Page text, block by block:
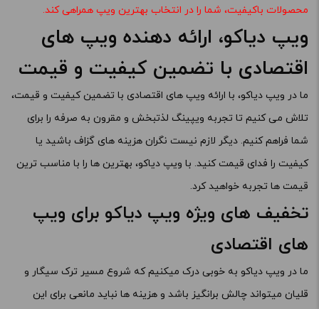
محصولات باکیفیت، شما را در انتخاب بهترین ویپ همراهی کند.
ویپ دیاکو، ارائه دهنده ویپ های
اقتصادی با تضمین کیفیت و قیمت
ما در ویپ دیاکو، با ارائه ویپ های اقتصادی با تضمین کیفیت و قیمت،
تلاش می کنیم تا تجربه ویپینگ لذتبخش و مقرون به صرفه را برای
شما فراهم کنیم. دیگر لازم نیست نگران هزینه های گزاف باشید یا
کیفیت را فدای قیمت کنید. با ویپ دیاکو، بهترین ها را با مناسب ترین
قیمت ها تجربه خواهید کرد.
تخفیف های ویژه ویپ دیاکو برای ویپ
های اقتصادی
ما در ویپ دیاکو به خوبی درک میکنیم که شروع مسیر ترک سیگار و
قلیان میتواند چالش برانگیز باشد و هزینه ها نباید مانعی برای این